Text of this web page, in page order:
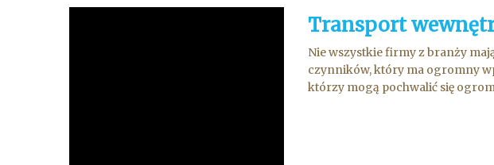
Transport
Nie wszystkie firmy z branży
czynników, który ma ogromny
którzy mogą pochwalić się